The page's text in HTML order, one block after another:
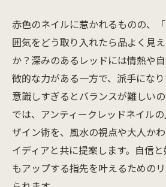
赤色のネイルに惹かれるものの、
囲気をどう取り入れたら品よく見
か？深みのあるレッドには情熱や
徴的な力がある一方で、派手にな
意識しすぎるとバランスが難しい
では、アンティークレッドネイル
ザイン術を、風水の視点や大人か
イディアと共に提案します。自信
もアップする指先を叶えるための